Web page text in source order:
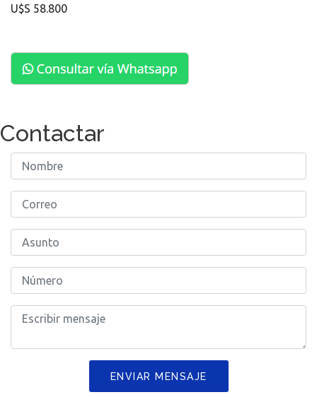
U$S 58.800
Contactar
ENVIAR MENSAJE